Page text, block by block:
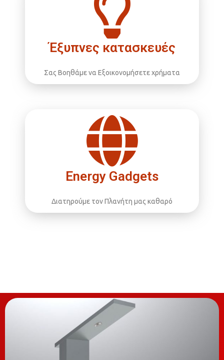
Έξυπνες κατασκευές
Σας Βοηθάμε να Εξοικονομήσετε χρήματα
Energy Gadgets
Διατηρούμε τον Πλανήτη μας καθαρό